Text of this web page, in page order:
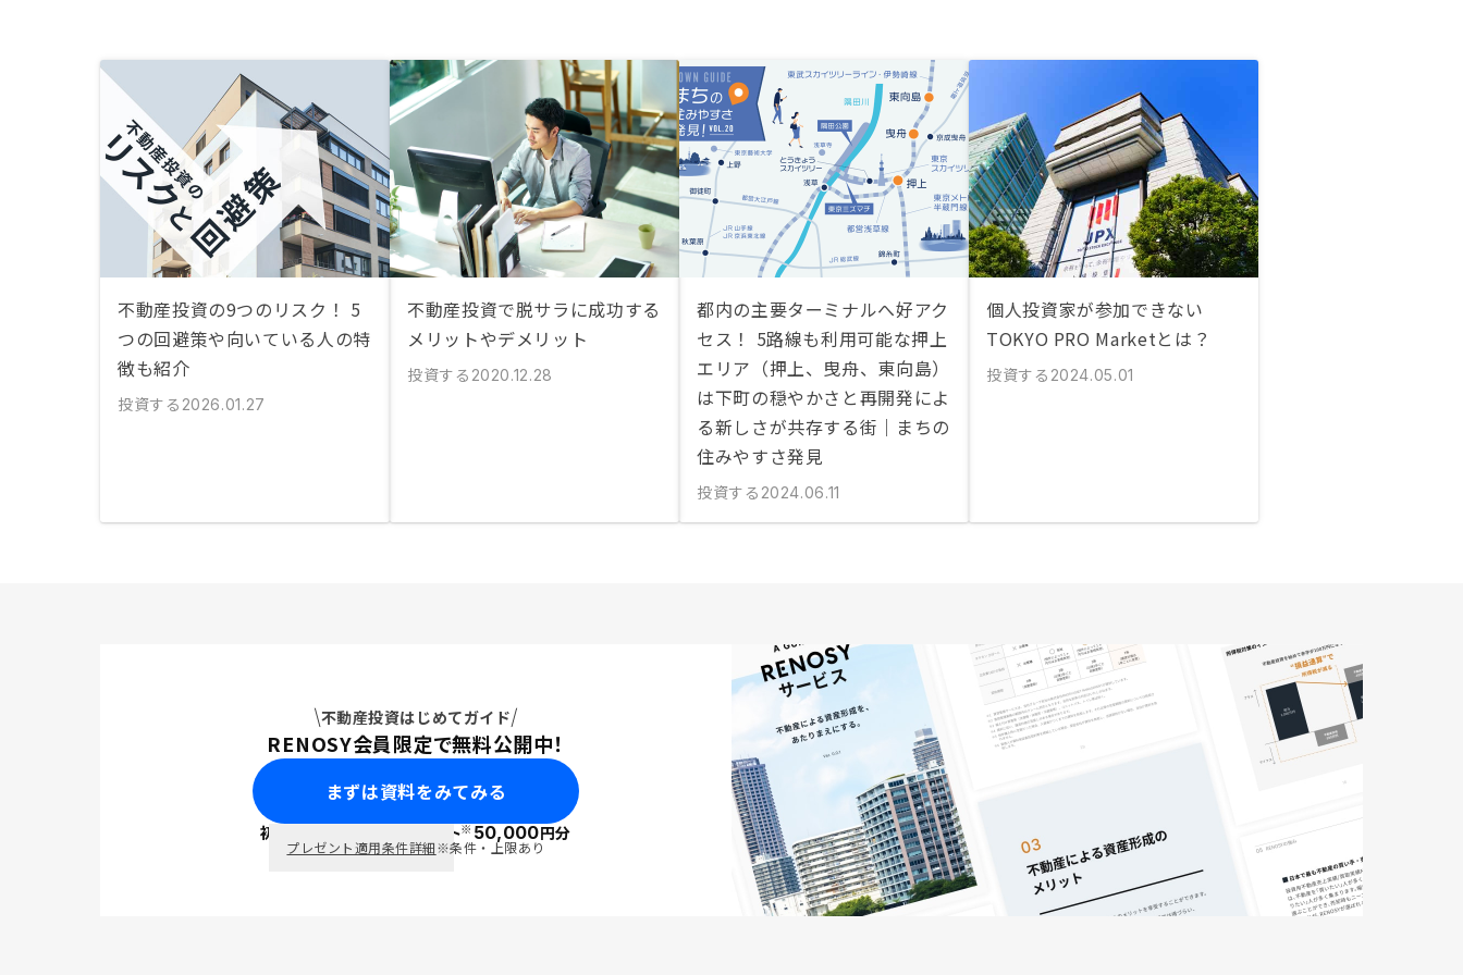
不動産投資の9つのリスク！ 5
つの回避策や向いている人の特
徴も紹介
投資する 2026.01.27
不動産投資で脱サラに成功する
メリットやデメリット
投資する 2020.12.28
都内の主要ターミナルへ好アク
セス！ 5路線も利用可能な押上
エリア（押上、曳舟、東向島）
は下町の穏やかさと再開発によ
る新しさが共存する街｜まちの
住みやすさ発見
投資する 2024.06.11
個人投資家が参加できない
TOKYO PRO Marketとは？
投資する 2024.05.01
不動産投資はじめてガイド
RENOSY会員限定で無料公開中！
まずは資料をみてみる
初回面談で ポイント※50,000円分
プレゼント適用条件詳細※条件・上限あり